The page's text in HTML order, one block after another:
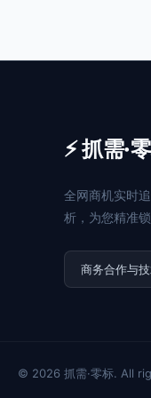
⚡ 抓需·
全网商机实时
析，为您精准
商务合作与
© 2026 抓需·零标. All